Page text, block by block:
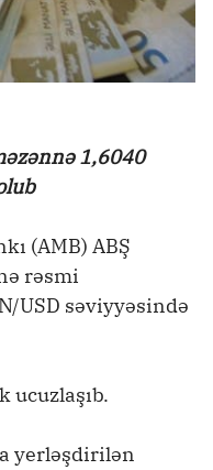
1,6040
(AMB) ABŞ
rəsmi
USD səviyyəsində
ucuzlaşıb.
yerləşdirilən